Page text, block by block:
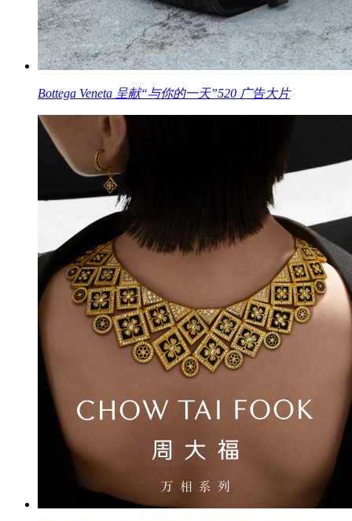
Bottega Veneta 呈献“与你的一天”520 广告大片